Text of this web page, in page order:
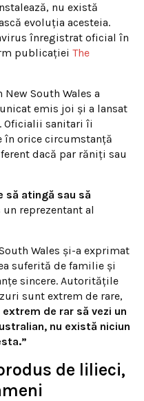
nu există
evoluția acesteia.
înregistrat oficial în
publicației The
South Wales a
emis joi și a lansat
Oficialii sanitari îi
în orice circumstanță
dacă par răniți sau
să atingă sau să
reprezentant al
Wales și-a exprimat
suferită de familie și
sincere. Autoritățile
sunt extrem de rare,
extrem de rar să vezi un
nu există niciun
de lilieci,